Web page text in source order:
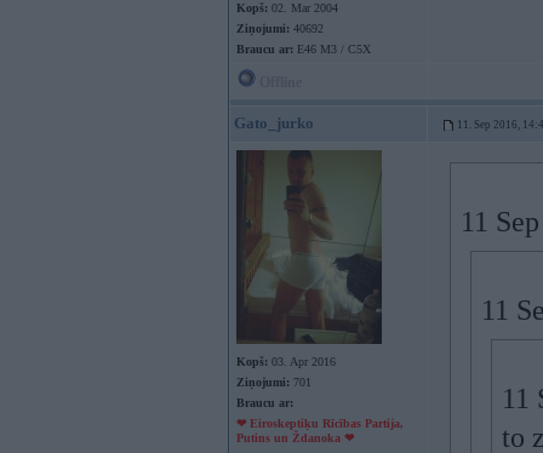
Kopš: 02. Mar 2004
Ziņojumi: 40692
Braucu ar: E46 M3 / C5X
Gato_jurko 11. Sep 2016,
Kopš: 03. Apr 2016
Ziņojumi: 701
Braucu ar:
❤ Eiroskeptiķu Rīcības Partija,
Putins un Ždanoka ❤
11
11
11
to